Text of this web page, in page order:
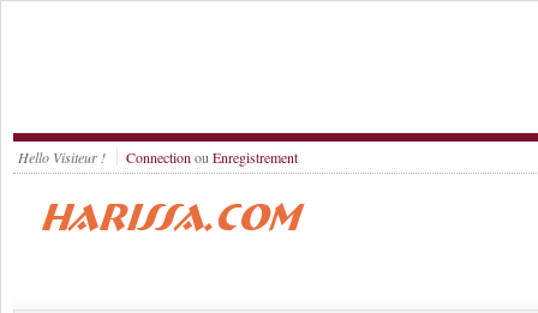
Hello Visiteur ! Connection ou Enregistrement